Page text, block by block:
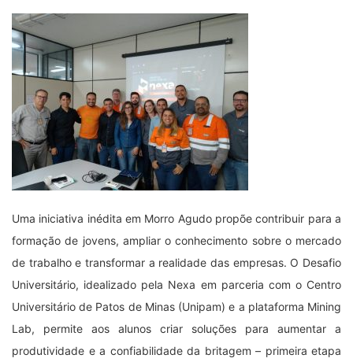
Uma iniciativa inédita em Morro Agudo propõe contribuir para a
formação de jovens, ampliar o conhecimento sobre o mercado
de trabalho e transformar a realidade das empresas. O Desafio
Universitário, idealizado pela Nexa em parceria com o Centro
Universitário de Patos de Minas (Unipam) e a plataforma Mining
Lab, permite aos alunos criar soluções para aumentar a
produtividade e a confiabilidade da britagem – primeira etapa